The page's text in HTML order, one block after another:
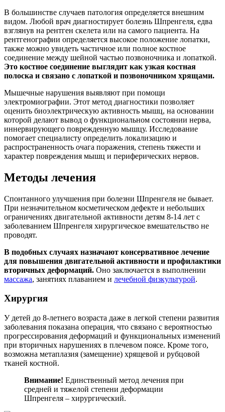
В большинстве случаев патология определяется внешним
видом. Любой врач диагностирует болезнь Шпренгеля, едва
взглянув на рентген скелета или на самого пациента. На
рентгенографии определяется высокое положение лопатки,
также можно увидеть частичное или полное костное
соединение между шейной частью позвоночника и лопаткой.
Это костное соединение выглядит как узкая костная
полоска и связано с лопаткой и позвоночником хрящами.
Мышечные нарушения выявляют при помощи
электромиографии. Этот метод диагностики позволяет
оценить биоэлектрическую активность мышц, на основании
которой делают вывод о функциональном состоянии нерва,
иннервирующего поврежденную мышцу. Исследование
помогает специалисту определить локализацию и
распространенность очага поражения, степень тяжести и
характер повреждения мышц и периферических нервов.
Методы лечения
Спонтанного улучшения при болезни Шпренгеля не бывает.
При незначительном косметическом дефекте и небольших
ограничениях двигательной активности детям 8-14 лет с
заболеванием Шпренгеля хирургическое вмешательство не
проводят.
В подобных случаях назначают консервативное лечение
для повышения двигательной активности и профилактики
вторичных деформаций. Оно заключается в выполнении
массажа, занятиях плаванием и лечебной физкультурой.
Хирургия
У детей до 8-летнего возраста даже в легкой степени развития
заболевания показана операция, что связано с вероятностью
прогрессирования деформаций и функциональных изменений
при вторичных нарушениях в плечевом поясе. Кроме того,
возможна метаплазия (замещение) хрящевой и рубцовой
тканей костной.
Внимание! Единственный метод лечения при
средней и тяжелой степени деформации
Шпренгеля – хирургический.